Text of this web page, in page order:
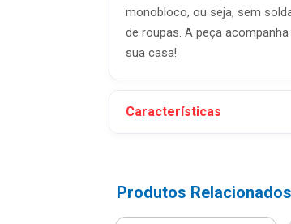
monobloco, ou seja, sem
de roupas. A peça
sua casa!
Características
Produtos Relacionados